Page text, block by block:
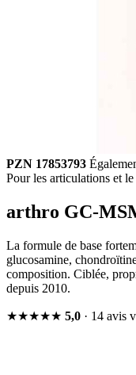
PZN 17853793
Pour les articulations et
arthro GC-
La formule de base
glucosamine,
composition. Ciblée,
depuis 2010.
★★★★★ 5,0 · 14 avis